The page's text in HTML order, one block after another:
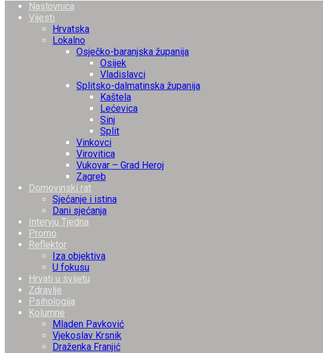
Naslovnica
Vijesti
Hrvatska
Lokalno
Osječko-baranjska županija
Osijek
Vladislavci
Splitsko-dalmatinska županija
Kaštela
Lećevica
Sinj
Split
Vinkovci
Virovitica
Vukovar – Grad Heroj
Zagreb
Domovinski rat
Sjećanje i istina
Dani sjećanja
Intervju Tjedna
Promo
Reflektor
Iza objektiva
U fokusu
Hrvati u svijetu
Zdravlje
Psihologija
Kolumne
Mladen Pavković
Vjekoslav Krsnik
Draženka Franjić